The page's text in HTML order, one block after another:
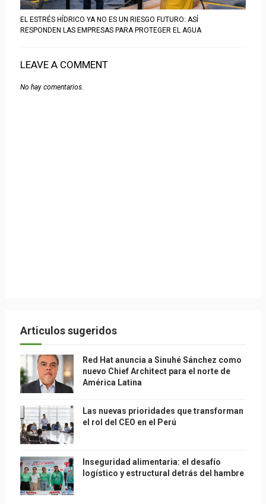
EL ESTRÉS HÍDRICO YA NO ES UN RIESGO FUTURO: ASÍ
RESPONDEN LAS EMPRESAS PARA PROTEGER EL AGUA
LEAVE A COMMENT
No hay comentarios.
Articulos sugeridos
Red Hat anuncia a Sinuhé Sánchez como
nuevo Chief Architect para el norte de
América Latina
Las nuevas prioridades que transforman
el rol del CEO en el Perú
Inseguridad alimentaria: el desafío
logístico y estructural detrás del hambre